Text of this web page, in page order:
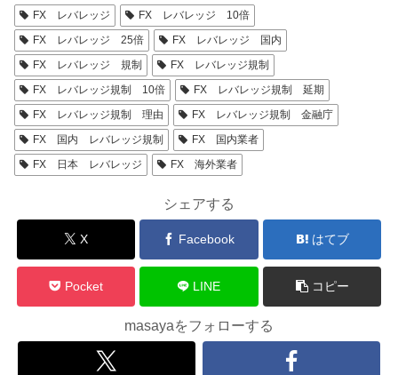
FX レバレッジ
FX レバレッジ 10倍
FX レバレッジ 25倍
FX レバレッジ 国内
FX レバレッジ 規制
FX レバレッジ規制
FX レバレッジ規制 10倍
FX レバレッジ規制 延期
FX レバレッジ規制 理由
FX レバレッジ規制 金融庁
FX 国内 レバレッジ規制
FX 国内業者
FX 日本 レバレッジ
FX 海外業者
シェアする
X Facebook はてブ
Pocket LINE コピー
masayaをフォローする